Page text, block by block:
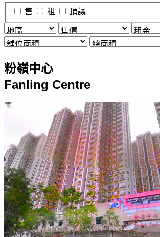
售 租 頂讓
粉嶺中心
Fanling Centre